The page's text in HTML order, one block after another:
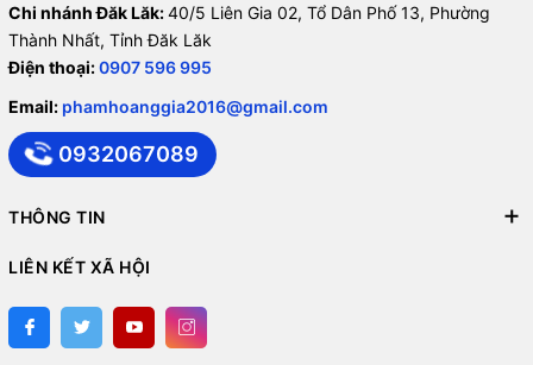
Chi nhánh Đăk Lăk:40/5 Liên Gia 02, Tổ Dân Phố 13, Phường
Thành Nhất, Tỉnh Đăk Lăk
Điện thoại:0907 596 995
Email: phamhoanggia2016@gmail.com
0932067089
THÔNG TIN
LIÊN KẾT XÃ HỘI